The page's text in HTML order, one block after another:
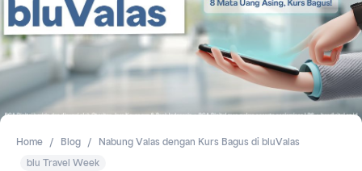
Home Blog
Nabung Valas dengan Kurs Bagus di bluValas
blu Travel Week